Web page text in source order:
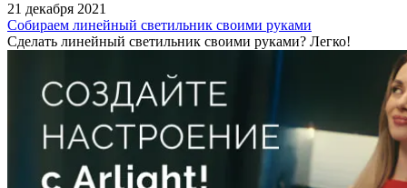
21 декабря 2021
Собираем линейный светильник своими руками
Сделать линейный светильник своими руками? Легко!